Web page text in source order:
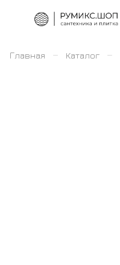
Главная – Каталог –